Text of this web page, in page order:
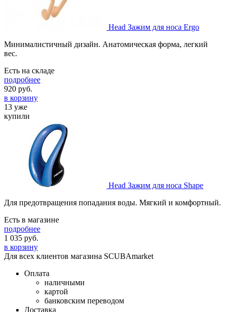
Head Зажим для носа Ergo
Минималистичный дизайн. Анатомическая форма, легкий
вес.
Есть на складе
подробнее
920 руб.
в корзину
13 уже
купили
Head Зажим для носа Shape
Для предотвращения попадания воды. Мягкий и комфортный.
Есть в магазине
подробнее
1 035 руб.
в корзину
Для всех клиентов магазина SCUBAmarket
Оплата
наличными
картой
банковским переводом
Доставка